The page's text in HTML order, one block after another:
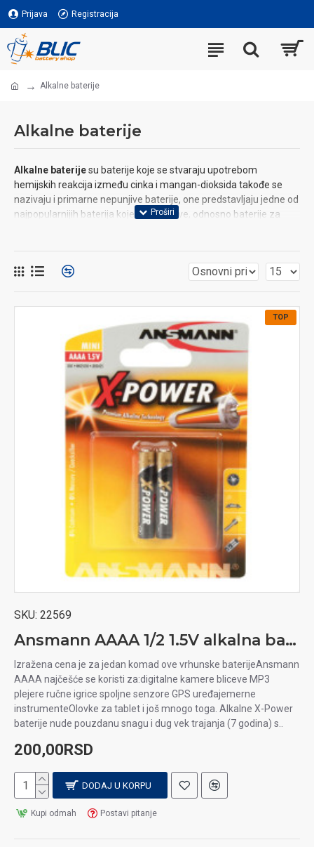
Prijava Registracija
Alkalne baterije
Alkalne baterije
Alkalne baterijesu baterije koje se stvaraju upotrebom
hemijskih reakcija između cinka i mangan-dioksida takođe se
nazivaju i primarne nepunjive baterije, one predstavljaju jedne od
najpopularnijih baterija koje nisu punjive, odnosno baterije za
Alkalne baterije se mogu pronaći u raznim svakodnevnim
, satovi, igračke za
decu i još mnogo toga drugog. Kod nas u prodavnici možete
pronaći alkalne baterije od raznih proizvođača kako izuzetno
kvalitetnih tako i onih koji imaju odličan odnos cene i kvaliteta.
Ono što nas izdvaja jeste što su naše baterije uvek sveže i
spremne za dugotrajnu upotrebu. Neki od proizvođača koje
imamo u ponudi su:Duracell,Varta,Panasonic,Maxell
Koje sve vrste alkalnih baterija postoje?
Alkalne baterije koje se mogu pronaći kod nas a mogu se
razlikovati po svojoj veličini:
AA Akalne baterije
Deblje standardne alkalne baterije koje se mogu najčešće
upotrebljavati u zidnim satovima, dečijim igračkama, meračima
u svim daljinskim uređajima, raznim aparatima.
C Alkalne baterije
koje su nešto većeg gabarita, najčešća namena za baterijske
lampe, dečije igračke i radio uređaje.
D Alkalne baterije
koje su najvećeg gabarite mogu se zvati i LR20, najčešća
upotreba baterijske lampe, dečije igračke.
TOP
SKU: 22569
Ansmann AAAA 1/2 1.5V alkalna baterija
Izražena cena je za jedan komad ove vrhunske baterijeAnsmann
AAAA najčešće se koristi za:digitalne kamere bliceve MP3
plejere ručne igrice spoljne senzore GPS uređajemerne
instrumenteOlovke za tablet i još mnogo toga. Alkalne X-Power
baterije nude pouzdanu snagu i dug vek trajanja (7 godina) s..
200,00RSD
DODAJ U KORPU
Kupi odmah Postavi pitanje